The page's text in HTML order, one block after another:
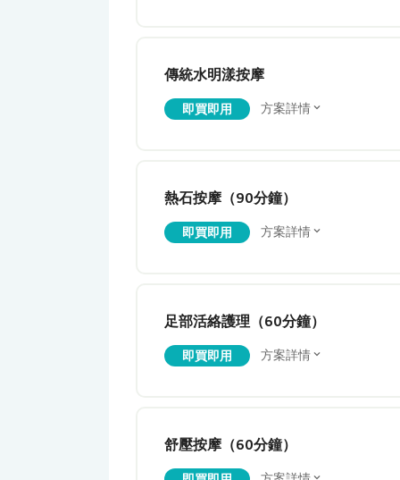
傳統水明漾按摩
即買即用 方案詳情
熱石按摩（90分鐘）
即買即用 方案詳情
足部活絡護理（60分鐘）
即買即用 方案詳情
舒壓按摩（60分鐘）